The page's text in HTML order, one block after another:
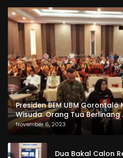
Presiden BEM UBM
Wisuda. Orang Tua Berlinang
dan Pemasangan Salempang
November 6, 2023
Dua Bakal Calon